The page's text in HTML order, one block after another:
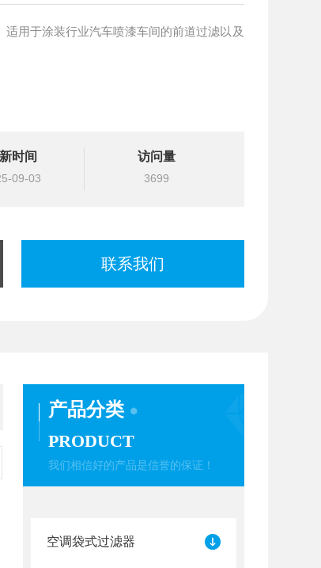
用于涂装行业汽车喷漆车间的前道过滤以及
时间
09-03
访问量
3699
联系我们
产品分类
PRODUCT
我们相信好的产品是信誉的保证！
空调袋式过滤器